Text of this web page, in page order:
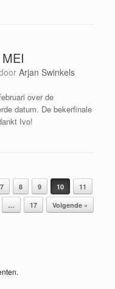
Arjan Swinkels
over de
datum. De bekerfinale
Ivo!
7 8 9 10
11
… 17 Volgende »